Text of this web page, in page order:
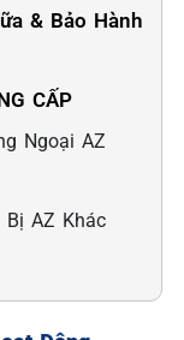
& Bảo Hành
CẤP
Ngoại AZ
Bị AZ Khác